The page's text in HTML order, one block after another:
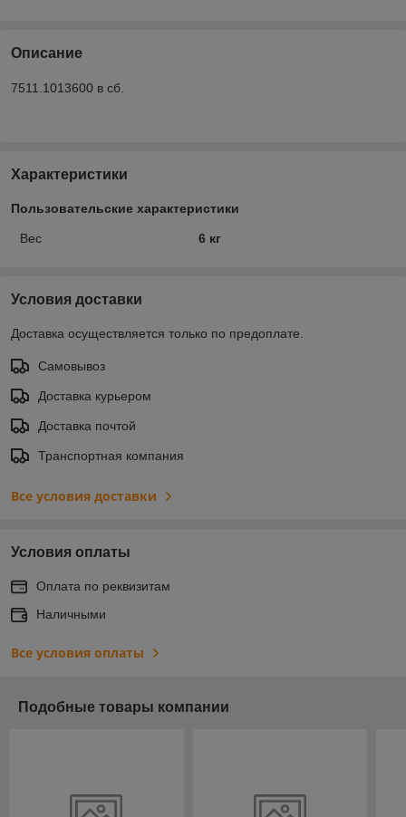
Описание
7511.1013600 в сб.
Характеристики
Пользовательские характеристики
Вес 6 кг
Условия доставки
Доставка осуществляется только по предоплате.
Самовывоз
Доставка курьером
Доставка почтой
Транспортная компания
Все условия доставки
Условия оплаты
Оплата по реквизитам
Наличными
Все условия оплаты
Подобные товары компании